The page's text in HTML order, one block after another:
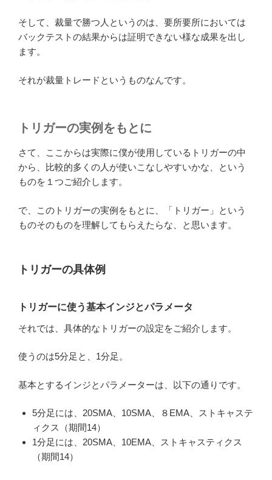
そして、裁量で勝つ人というのは、要所要所においては
バックテストの結果からは証明できない様な成果を出し
ます。
それが裁量トレードというものなんです。
トリガーの実例をもとに
さて、ここからは実際に僕が使用しているトリガーの中
から、比較的多くの人が使いこなしやすいかな、という
ものを１つご紹介します。
で、このトリガーの実例をもとに、「トリガー」という
ものそのものを理解してもらえたらな、と思います。
トリガーの具体例
トリガーに使う基本インジとパラメータ
それでは、具体的なトリガーの設定をご紹介します。
使うのは5分足と、1分足。
基本とするインジとパラメーターは、以下の通りです。
5分足には、20SMA、10SMA、８EMA、ストキャステ
ィクス（期間14）
1分足には、20SMA、10EMA、ストキャスティクス
（期間14）